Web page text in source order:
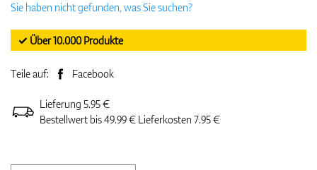
Sie haben nicht gefunden, was Sie suchen?
✓ Über 10.000 Produkte
Teile auf: Facebook
Lieferung 5.95 €
Bestellwert bis 49.99 € Lieferkosten 7.95 €